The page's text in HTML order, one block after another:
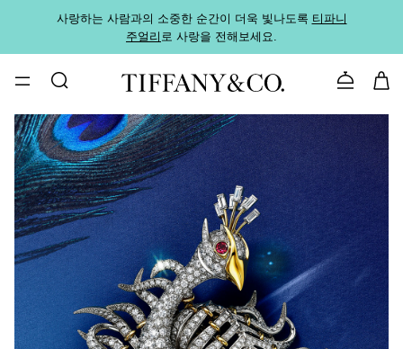
사랑하는 사람과의 소중한 순간이 더욱 빛나도록 티파니
주얼리로 사랑을 전해보세요.
문의하기